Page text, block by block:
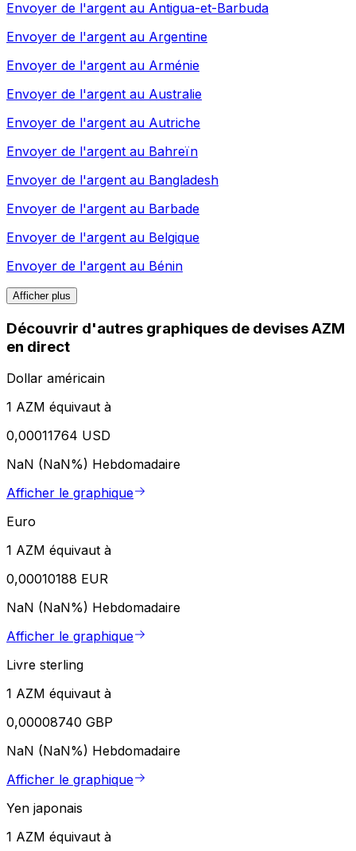
Envoyer de l'argent au Antigua-et-Barbuda
Envoyer de l'argent au Argentine
Envoyer de l'argent au Arménie
Envoyer de l'argent au Australie
Envoyer de l'argent au Autriche
Envoyer de l'argent au Bahreïn
Envoyer de l'argent au Bangladesh
Envoyer de l'argent au Barbade
Envoyer de l'argent au Belgique
Envoyer de l'argent au Bénin
Afficher plus
Découvrir d'autres graphiques de devises AZM
en direct
Dollar américain
1 AZM équivaut à
0,00011764 USD
NaN (NaN%) Hebdomadaire
Afficher le graphique
Euro
1 AZM équivaut à
0,00010188 EUR
NaN (NaN%) Hebdomadaire
Afficher le graphique
Livre sterling
1 AZM équivaut à
0,00008740 GBP
NaN (NaN%) Hebdomadaire
Afficher le graphique
Yen japonais
1 AZM équivaut à